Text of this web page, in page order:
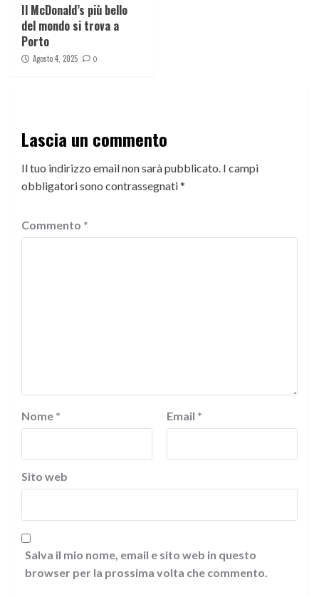
Il McDonald’s più bello
del mondo si trova a
Porto
Agosto 4, 2025 0
Lascia un commento
Il tuo indirizzo email non sarà pubblicato. I campi
obbligatori sono contrassegnati*
Commento *
Nome * Email *
Sito web
Salva il mio nome, email e sito web in questo
browser per la prossima volta che commento.